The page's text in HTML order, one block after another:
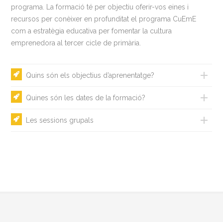
programa. La formació té per objectiu oferir-vos eines i
recursos per conèixer en profunditat el programa CuEmE
com a estratègia educativa per fomentar la cultura
emprenedora al tercer cicle de primària.
Quins són els objectius d’aprenentatge?
Quines són les dates de la formació?
Les sessions grupals